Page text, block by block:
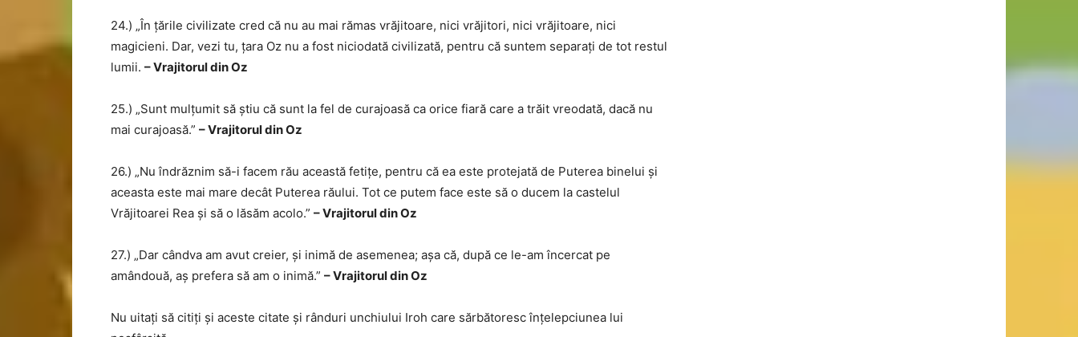
24.) „În țările civilizate cred că nu au mai rămas vrăjitoare, nici vrăjitori, nici vrăjitoare, nici
magicieni. Dar, vezi tu, țara Oz nu a fost niciodată civilizată, pentru că suntem separați de tot restul
lumii. – Vrajitorul din Oz
25.) „Sunt mulțumit să știu că sunt la fel de curajoasă ca orice fiară care a trăit vreodată, dacă nu
mai curajoasă.” – Vrajitorul din Oz
26.) „Nu îndrăznim să-i facem rău această fetițe, pentru că ea este protejată de Puterea binelui și
aceasta este mai mare decât Puterea răului. Tot ce putem face este să o ducem la castelul
Vrăjitoarei Rea și să o lăsăm acolo.” – Vrajitorul din Oz
27.) „Dar cândva am avut creier, și inimă de asemenea; așa că, după ce le-am încercat pe
amândouă, aș prefera să am o inimă.” – Vrajitorul din Oz
Nu uitați să citiți și aceste citate și rânduri unchiului Iroh care sărbătoresc înțelepciunea lui